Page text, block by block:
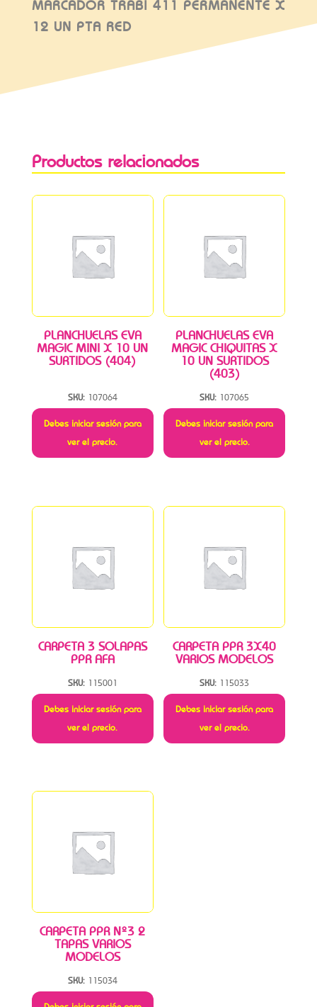
MARCADOR TRABI 411 PERMANENTE X
12 UN PTA RED
Productos relacionados
PLANCHUELAS EVA
MAGIC MINI X 10 UN
SURTIDOS (404)
SKU: 107064
Debes iniciar sesión para
ver el precio.
PLANCHUELAS EVA
MAGIC CHIQUITAS X
10 UN SURTIDOS
(403)
SKU: 107065
Debes iniciar sesión para
ver el precio.
CARPETA 3 SOLAPAS
PPR AFA
SKU: 115001
Debes iniciar sesión para
ver el precio.
CARPETA PPR 3X40
VARIOS MODELOS
SKU: 115033
Debes iniciar sesión para
ver el precio.
CARPETA PPR Nº3 2
TAPAS VARIOS
MODELOS
SKU: 115034